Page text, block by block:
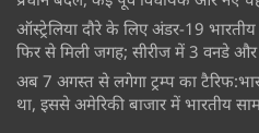
ऑस्ट्रेलिया दौरे के लिए अंडर-19
फिर से मिली जगह; सीरीज में 3 वनडे
अब 7 अगस्त से लगेगा ट्रम्प का
था, इससे अमेरिकी बाजार में भारतीय